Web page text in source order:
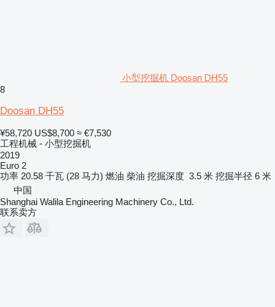
小型挖掘机 Doosan DH55
8
Doosan DH55
¥58,720 US$8,700 ≈ €7,530
工程机械 - 小型挖掘机
2019
Euro 2
功率 20.58 千瓦 (28 马力) 燃油 柴油 挖掘深度 3.5 米 挖掘半径 6 米
中国
Shanghai Walila Engineering Machinery Co., Ltd.
联系卖方